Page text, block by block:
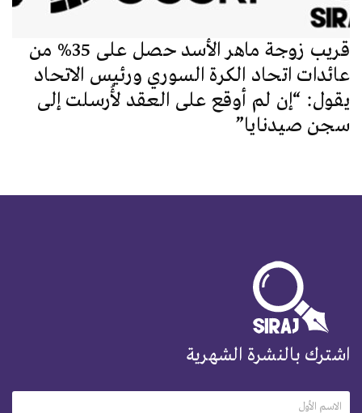
قريب زوجة ماهر الأسد حصل على 35% من
عائدات اتحاد الكرة السوري ورئيس الاتحاد
يقول: “إن لم أوقع على العقد لأُرسلت إلى
سجن صيدنايا”
اشترك بالنشرة الشهرية